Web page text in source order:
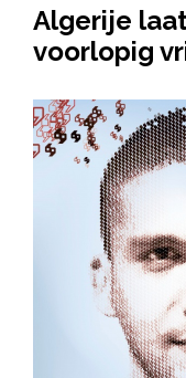
Algerije
voorlopig